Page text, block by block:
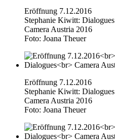
Eröffnung 7.12.2016
Stephanie Kiwitt: Dialogues
Camera Austria 2016
Foto: Joana Theuer
Eröffnung 7.12.2016
Stephanie Kiwitt: Dialogues
Camera Austria 2016
Foto: Joana Theuer